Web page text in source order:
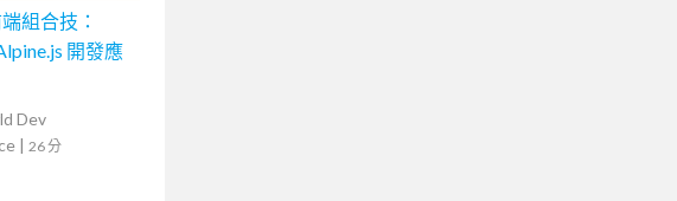
組合技：
開發應
Dev
| 26 分